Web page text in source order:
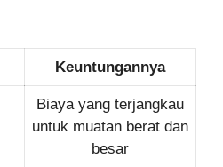
Keuntungannya
Biaya yang terjangkau
untuk muatan berat dan
besar